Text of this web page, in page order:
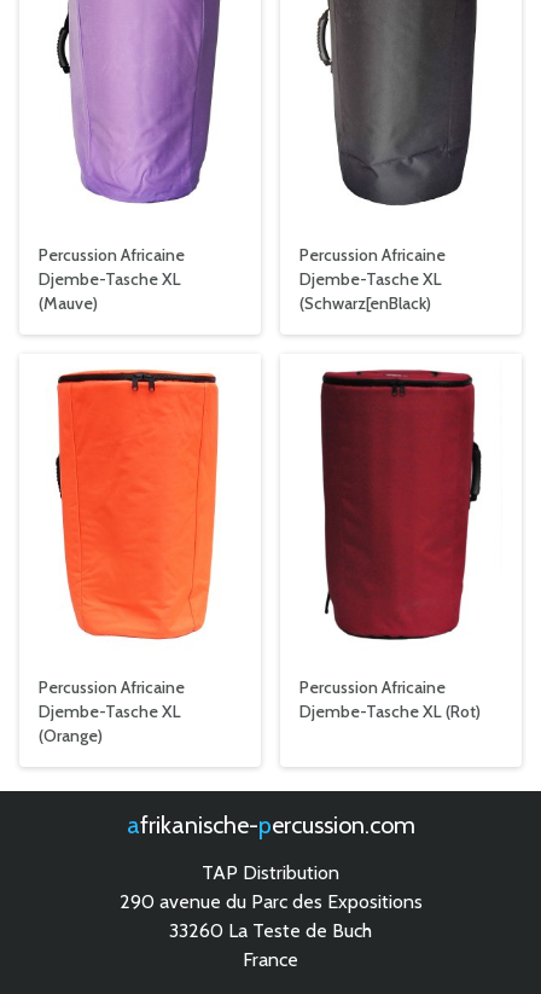
Percussion Africaine
Djembe-Tasche XL
(Mauve)
Percussion Africaine
Djembe-Tasche XL
(Schwarz[enBlack)
Percussion Africaine
Djembe-Tasche XL
(Orange)
Percussion Africaine
Djembe-Tasche XL (Rot)
afrikanische- percussion.com
TAP Distribution
290 avenue du Parc des Expositions
33260 La Teste de Buch
France